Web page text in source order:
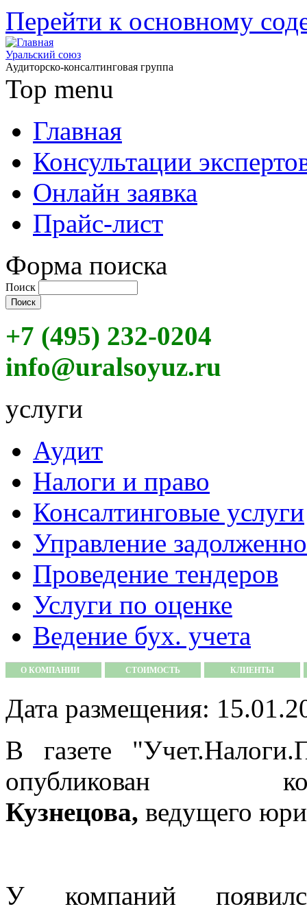
Перейти к основному
Уральский союз
Аудиторско-консалтинговая группа
Top menu
Главная
Консультации
Онлайн заявка
Прайс-лист
Форма поиска
Поиск
+7 (495) 232-0204
info@uralsoyuz.ru
услуги
Аудит
Налоги и право
Консалтинговые услуги
Управление
Проведение тендеров
Услуги по оценке
Ведение бух. учета
О КОМПАНИИ СТОИМОСТЬ КЛИЕНТЫ
Дата размещения:
В газете
опубликован
Кузнецова, ведущего
У компаний